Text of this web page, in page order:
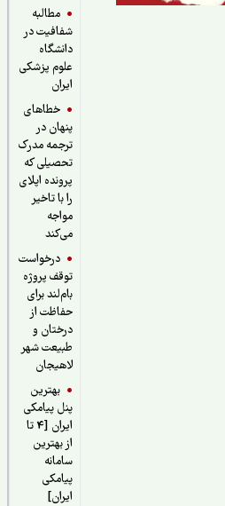
مطالبه
شفافیت در
دانشگاه
علوم پزشکی
خطاهای
پنهان در
ترجمه مدرک
تحصیلی که
پرونده اپلای
را با تاخیر
درخواست
توقف پروژه
بام‌لند برای
حفاظت از
درختان و
طبیعت شهر
لاهیجان
بهترین
پنل پیامکی
ایران [4 تا
از بهترین
سامانه
پیامکی